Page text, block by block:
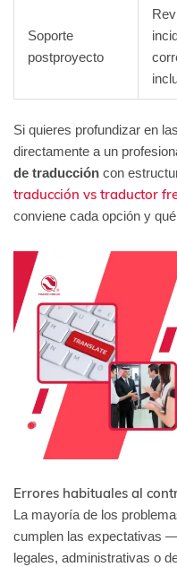
Soporte
postproyecto
Si quieres profundizar en
directamente a un
de traducción con
traducción vs traductor
conviene cada opción y
Errores habituales al
La mayoría de los
cumplen las expectativas
legales, administrativas o